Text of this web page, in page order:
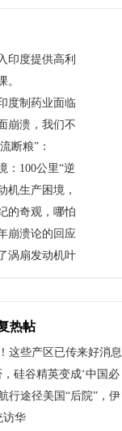
印度提供高利
。
度制药业面临
崩溃，我们不
断粮”：
：100公里“逆
机生产困境，
的奇观，哪怕
崩溃论的回应
涡扇发动机叶
热帖
这些产区已传来好消息
硅谷精英变成‘中国必
行途径美国“后院”，伊
访华